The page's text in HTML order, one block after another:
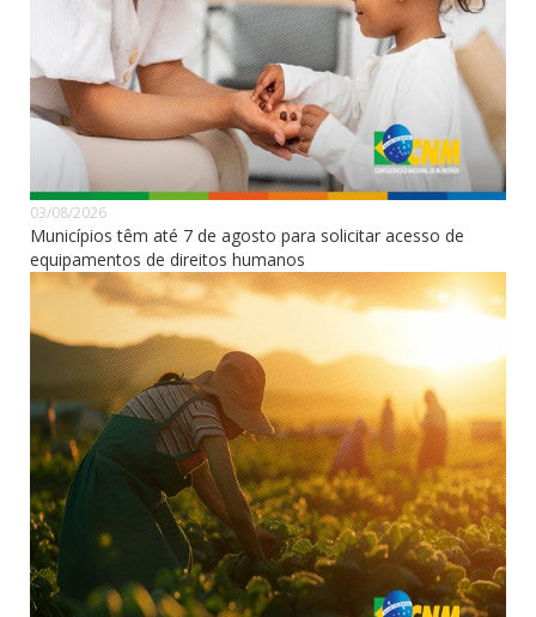
03/08/2026
Municípios têm até 7 de agosto para solicitar acesso de
equipamentos de direitos humanos